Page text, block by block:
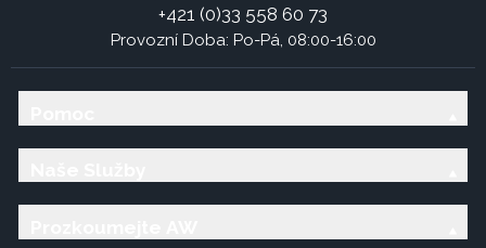
+421 (0)33 558 60 73
Provozní Doba: Po-Pá, 08:00-16:00